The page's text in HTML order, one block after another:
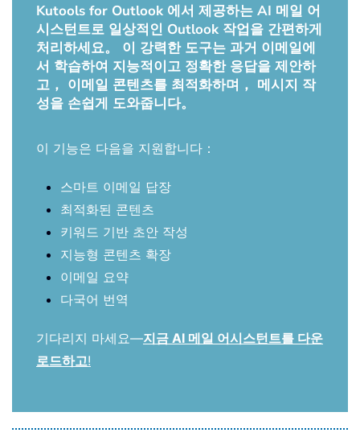
Kutools for Outlook 에서 제공하는 AI 메일 어
시스턴트로 일상적인 Outlook 작업을 간편하게
처리하세요。 이 강력한 도구는 과거 이메일에
서 학습하여 지능적이고 정확한 응답을 제안하
고， 이메일 콘텐츠를 최적화하며， 메시지 작
성을 손쉽게 도와줍니다。
이 기능은 다음을 지원합니다：
스마트 이메일 답장
최적화된 콘텐츠
키워드 기반 초안 작성
지능형 콘텐츠 확장
이메일 요약
다국어 번역
기다리지 마세요—지금 AI 메일 어시스턴트를 다운
로드하고!